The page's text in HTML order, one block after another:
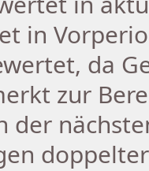
in
da
zur
der